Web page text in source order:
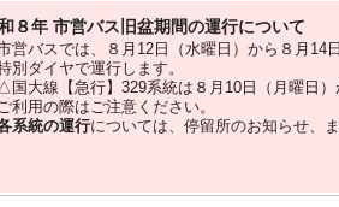
８年 市営バス旧盆期間の運行について
営バスでは、８⽉12⽇（水曜日）から８⽉14
別ダイヤで運⾏します。
大線【急行】329系統は８月10日（月曜日）
利用の際はご注意ください。
系統の運行については、停留所のお知らせ、ま